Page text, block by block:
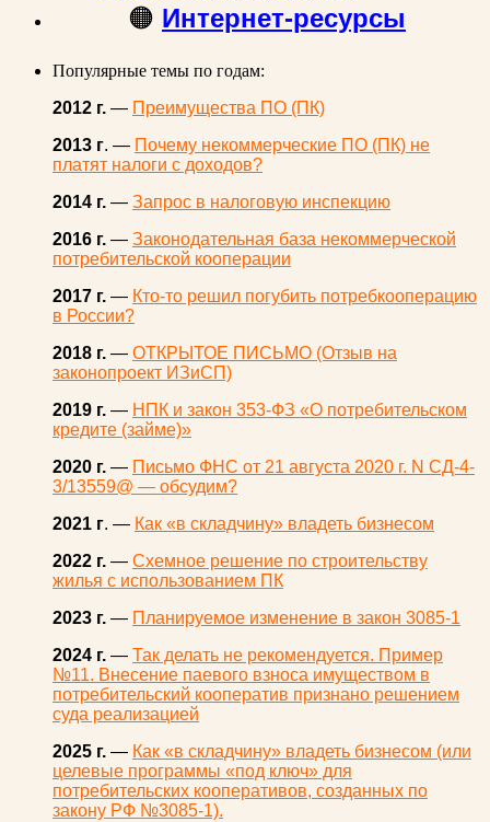
🟠 Интернет-ресурсы
Популярные темы по годам:
2012 г. — Преимущества ПО (ПК)
2013 г. — Почему некоммерческие ПО (ПК) не
платят налоги с доходов?
2014 г. — Запрос в налоговую инспекцию
2016 г. — Законодательная база некоммерческой
потребительской кооперации
2017 г. — Кто-то решил погубить потребкооперацию
в России?
2018 г. — ОТКРЫТОЕ ПИСЬМО (Отзыв на
законопроект ИЗиСП)
2019 г. — НПК и закон 353-ФЗ «О потребительском
кредите (займе)»
2020 г. — Письмо ФНС от 21 августа 2020 г. N СД-4-
3/13559@ — обсудим?
2021 г. — Как «в складчину» владеть бизнесом
2022 г. — Схемное решение по строительству
жилья с использованием ПК
2023 г. — Планируемое изменение в закон 3085-1
2024 г. — Так делать не рекомендуется. Пример
№11. Внесение паевого взноса имуществом в
потребительский кооператив признано решением
суда реализацией
2025 г. — Как «в складчину» владеть бизнесом (или
целевые программы «под ключ» для
потребительских кооперативов, созданных по
закону РФ №3085-1).